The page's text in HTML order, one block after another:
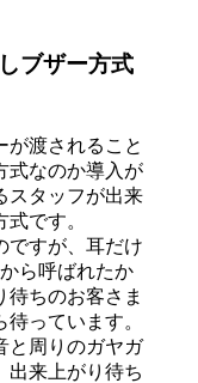
ブザー方式
が渡されること
式なのか導入が
スタッフが出来
です。
ですが、耳だけ
ら呼ばれたか
待ちのお客さま
っています。
と周りのガヤガ
出来上がり待ち